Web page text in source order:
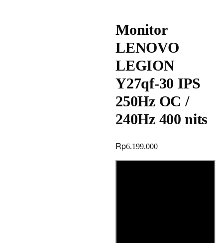
Monitor
LENOVO
LEGION
Y27qf-30 IPS
250Hz OC /
240Hz 400 nits
Rp6.199.000